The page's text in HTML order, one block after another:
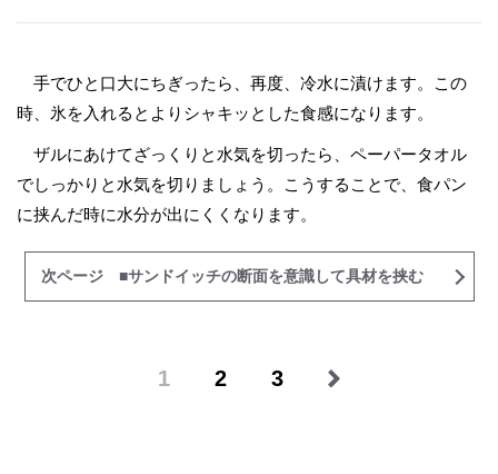
手でひと口大にちぎったら、再度、冷水に漬けます。この
時、氷を入れるとよりシャキッとした食感になります。
ザルにあけてざっくりと水気を切ったら、ペーパータオル
でしっかりと水気を切りましょう。こうすることで、食パン
に挟んだ時に水分が出にくくなります。
次ページ ■サンドイッチの断面を意識して具材を挟む
1 2 3